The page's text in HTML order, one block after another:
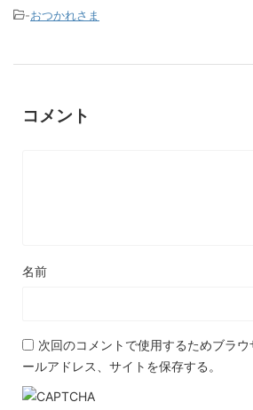
-おつかれさま
コメント
名前
次回のコメントで使用するためブラ
ールアドレス、サイトを保存する。